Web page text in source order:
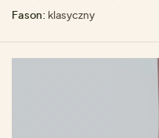
Fason: klasyczny